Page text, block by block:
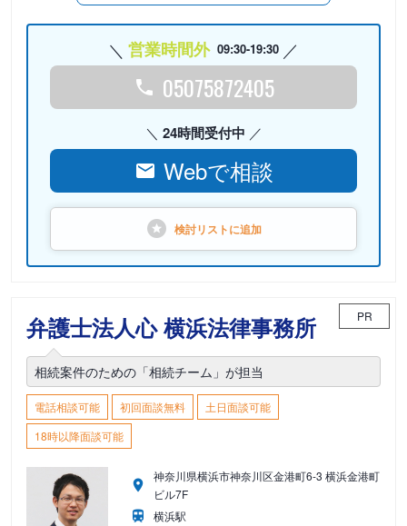
営業時間外 09:30-19:30
05075872405
24時間受付中
Webで相談
検討リストに追加
弁護士法人心 横浜法律事務所 PR
相続案件のための「相続チーム」が担当
電話相談可能 初回面談無料
土日面談可能
18時以降面談可能
神奈川県横浜市神奈川区金港町6-3 横浜金港町
ビル7F
横浜駅